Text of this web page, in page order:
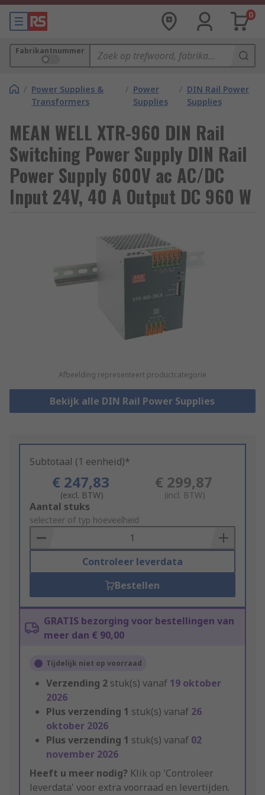
0
Fabrikantnummer
/ Power Supplies &
Transformers
/ Power
Supplies
/ DIN Rail Power
Supplies
MEAN WELL XTR-960 DIN Rail
Switching Power Supply DIN Rail
Power Supply 600V ac AC/DC
Input 24V, 40 A Output DC 960 W
Afbeelding representeert productcategorie
Bekijk alle DIN Rail Power Supplies
Subtotaal (1 eenheid)*
€ 247,83
(excl. BTW)
€ 299,87
(incl. BTW)
Add
to
Basket
Aantal stuks
selecteer of typ hoeveelheid
Controleer leverdata
Bestellen
GRATIS bezorging voor bestellingen van
meer dan € 90,00
Tijdelijk niet op voorraad
Verzending 2 stuk(s) vanaf 19 oktober
2026
Plus verzending 1 stuk(s) vanaf 26
oktober 2026
Plus verzending 1 stuk(s) vanaf 02
november 2026
Heeft u meer nodig? Klik op 'Controleer
leverdata' voor extra voorraad en levertijden.